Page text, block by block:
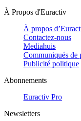
À Propos d'Euractiv
À propos
Contactez-nous
Mediahuis
Communiqués de
Publicité politique
Abonnements
Euractiv Pro
Newsletters